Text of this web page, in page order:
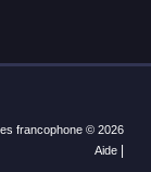
francophone © 2026
Aide